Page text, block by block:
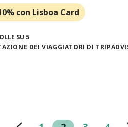
con Lisboa Card
DEI VIAGGIATORI DI